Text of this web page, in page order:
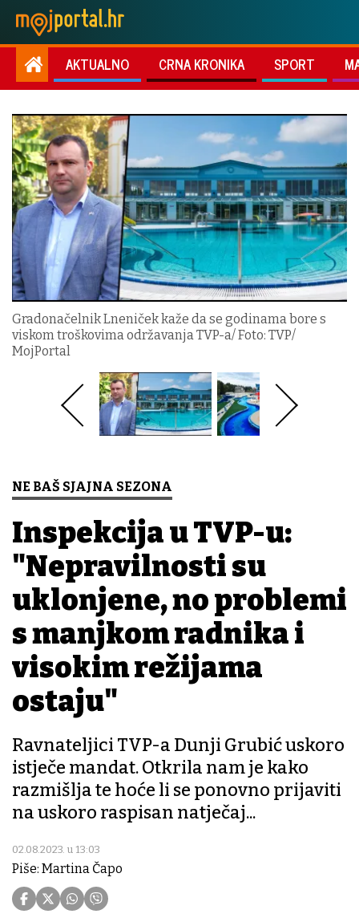
AKTUALNO CRNA KRONIKA SPORT
Gradonačelnik Lneniček kaže da se godinama bore s
viskom troškovima održavanja TVP-a/ Foto: TVP/
MojPortal
NE BAŠ SJAJNA SEZONA
Inspekcija u TVP-u:
"Nepravilnosti su
uklonjene, no problemi
s manjkom radnika i
visokim režijama
ostaju"
Ravnateljici TVP-a Dunji Grubić uskoro
istječe mandat. Otkrila nam je kako
razmišlja te hoće li se ponovno prijaviti
na uskoro raspisan natječaj...
02.08.2023. u 13:03
Piše: Martina Čapo